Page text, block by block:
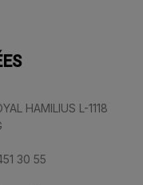
HAMILIUS L-1118
30 55